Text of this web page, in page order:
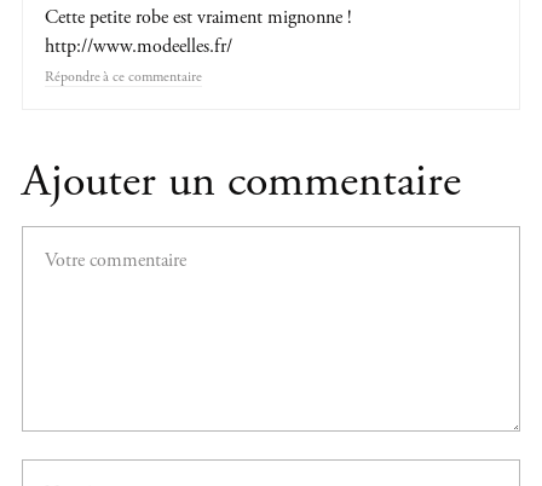
Cette petite robe est vraiment mignonne !
http://www.modeelles.fr/
Répondre
Ajouter un commentaire